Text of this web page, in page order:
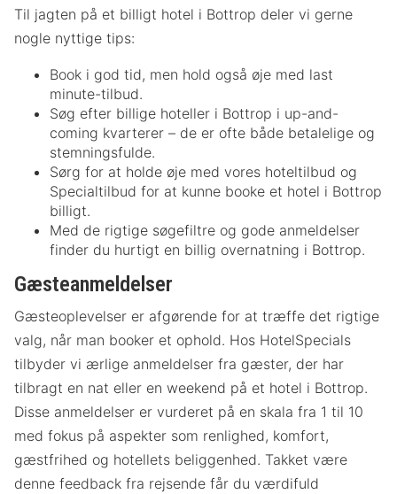
Til jagten på et billigt hotel i Bottrop deler vi gerne
nogle nyttige tips:
Book i god tid, men hold også øje med last
minute-tilbud.
Søg efter billige hoteller i Bottrop i up-and-
coming kvarterer – de er ofte både betalelige og
stemningsfulde.
Sørg for at holde øje med vores hoteltilbud og
Specialtilbud for at kunne booke et hotel i Bottrop
billigt.
Med de rigtige søgefiltre og gode anmeldelser
finder du hurtigt en billig overnatning i Bottrop.
Gæsteanmeldelser
Gæsteoplevelser er afgørende for at træffe det rigtige
valg, når man booker et ophold. Hos HotelSpecials
tilbyder vi ærlige anmeldelser fra gæster, der har
tilbragt en nat eller en weekend på et hotel i Bottrop.
Disse anmeldelser er vurderet på en skala fra 1 til 10
med fokus på aspekter som renlighed, komfort,
gæstfrihed og hotellets beliggenhed. Takket være
denne feedback fra rejsende får du værdifuld